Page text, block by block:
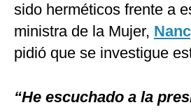
sido herméticos frente a
ministra de la Mujer,
pidió que se investigue
“He escuchado a la